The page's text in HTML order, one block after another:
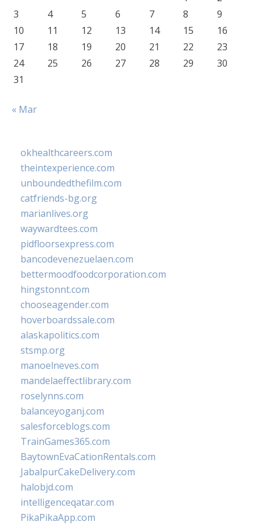
3
4 5 6 7 8
9
10
11 12 13 14 15
16
17
18 19 20 21 22
23
24
25 26 27 28 29
30
31
« Mar
okhealthcareers.com
theintexperience.com
unboundedthefilm.com
catfriends-bg.org
marianlives.org
waywardtees.com
pidfloorsexpress.com
bancodevenezuelaen.com
bettermoodfoodcorporation.com
hingstonnt.com
chooseagender.com
hoverboardssale.com
alaskapolitics.com
stsmp.org
manoelneves.com
mandelaeffectlibrary.com
roselynns.com
balanceyoganj.com
salesforceblogs.com
TrainGames365.com
BaytownEvaCationRentals.com
JabalpurCakeDelivery.com
halobjd.com
intelligenceqatar.com
PikaPikaApp.com